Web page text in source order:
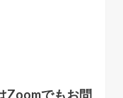
Zoomでもお問